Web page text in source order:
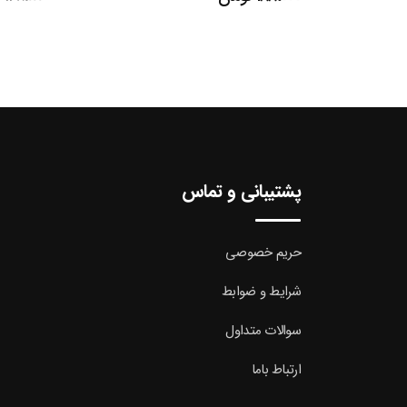
پشتیبانی و تماس
حریم خصوصی
شرایط و ضوابط
سوالات متداول
ارتباط باما